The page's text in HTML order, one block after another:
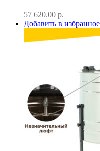
57 620.00 р.
Добавить в избранное